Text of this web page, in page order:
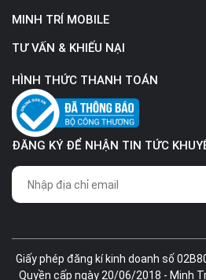
MINH TRÍ MOBILE
TƯ VẤN & KHIẾU NẠI
HÌNH THỨC THANH TOÁN
ĐĂNG KÝ ĐỂ NHẬN TIN TỨC
Giấy phép đăng kí kinh doanh số
Quyền cấp ngày 20/06/2018 - Minh